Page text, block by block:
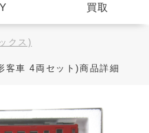
買取
クス)
車 4両セット)商品詳細